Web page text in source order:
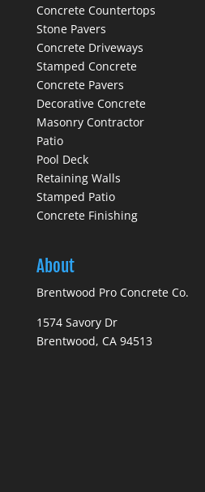
Concrete Countertops
Stone Pavers
Concrete Driveways
Stamped Concrete
Concrete Pavers
Decorative Concrete
Masonry Contractor
Patio
Pool Deck
Retaining Walls
Stamped Patio
Concrete Finishing
About
Brentwood Pro Concrete Co.
1574 Savory Dr
Brentwood, CA 94513